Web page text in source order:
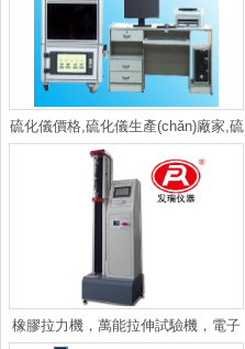
硫化儀價格,硫化儀生產(chǎn)廠家,硫
化儀報價
橡膠拉力機，萬能拉伸試驗機，電子